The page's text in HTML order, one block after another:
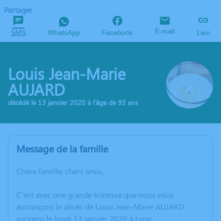
Partager
SMS WhatsApp Facebook E-mail Lien
Louis Jean-Marie
AUJARD
décédé le 13 janvier 2020 à l'âge de 93 ans
Message de la famille
Chère famille, chers amis,
C’est avec une grande tristesse que nous vous
annonçons le décès de Louis Jean-Marie AUJARD
survenu le lundi 13 janvier 2020 à Lyon.